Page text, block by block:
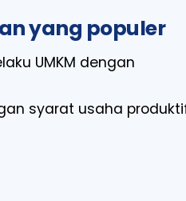
yang populer
UMKM dengan
syarat usaha